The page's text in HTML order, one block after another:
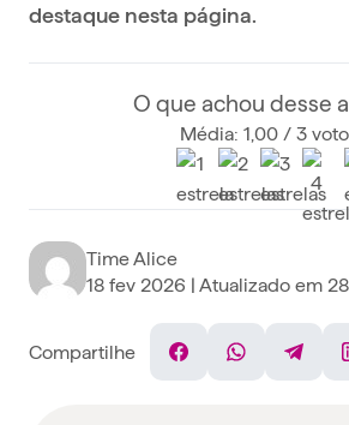
destaque nesta página.
O que achou desse
Média: 1,00 / 3
Time Alice
18 fev 2026 | Atualizado em
Compartilhe
FacebookWhatsApp